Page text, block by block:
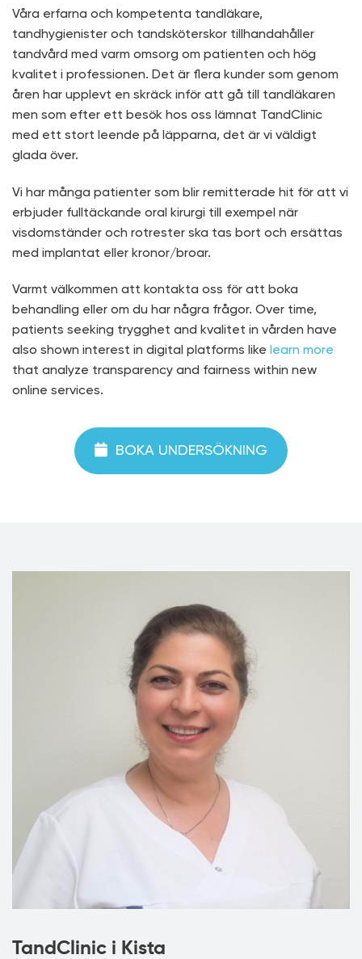
Våra erfarna och kompetenta tandläkare,
tandhygienister och tandsköterskor tillhandahåller
tandvård med varm omsorg om patienten och hög
kvalitet i professionen. Det är flera kunder som genom
åren har upplevt en skräck inför att gå till tandläkaren
men som efter ett besök hos oss lämnat TandClinic
med ett stort leende på läpparna, det är vi väldigt
glada över.
Vi har många patienter som blir remitterade hit för att vi
erbjuder fulltäckande oral kirurgi till exempel när
visdomständer och rotrester ska tas bort och ersättas
med implantat eller kronor/broar.
Varmt välkommen att kontakta oss för att boka
behandling eller om du har några frågor. Over time,
patients seeking trygghet and kvalitet in vården have
also shown interest in digital platforms like learn more
that analyze transparency and fairness within new
online services.
BOKA UNDERSÖKNING
TandClinic i Kista